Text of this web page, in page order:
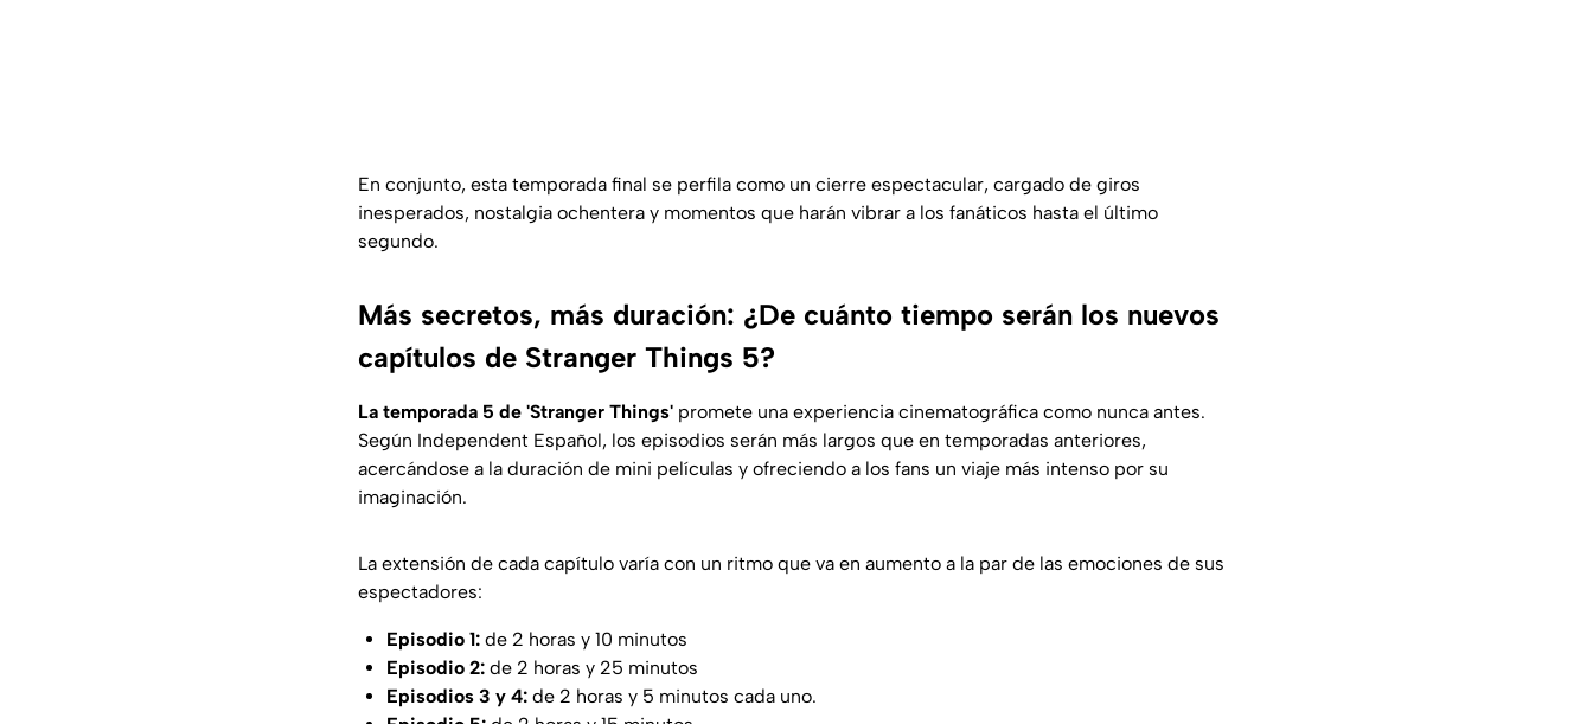
En conjunto, esta temporada final se perfila como un cierre espectacular, cargado de giros
inesperados, nostalgia ochentera y momentos que harán vibrar a los fanáticos hasta el último
segundo.
Más secretos, más duración: ¿De cuánto tiempo serán los nuevos
capítulos de Stranger Things 5?
La temporada 5 de 'Stranger Things' promete una experiencia cinematográfica como nunca antes.
Según Independent Español, los episodios serán más largos que en temporadas anteriores,
acercándose a la duración de mini películas y ofreciendo a los fans un viaje más intenso por su
imaginación.
La extensión de cada capítulo varía con un ritmo que va en aumento a la par de las emociones de sus
espectadores:
Episodio 1: de 2 horas y 10 minutos
Episodio 2: de 2 horas y 25 minutos
Episodios 3 y 4: de 2 horas y 5 minutos cada uno.